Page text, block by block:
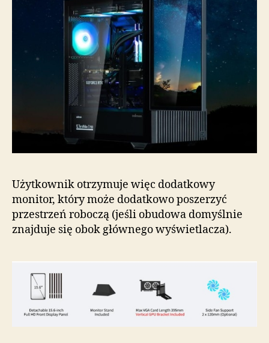
Użytkownik otrzymuje więc dodatkowy
monitor, który może dodatkowo poszerzyć
przestrzeń roboczą (jeśli obudowa domyślnie
znajduje się obok głównego wyświetlacza).